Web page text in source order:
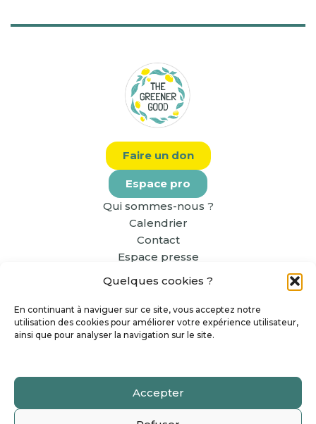
Quelques cookies ?
En continuant à naviguer sur ce site, vous acceptez notre
utilisation des cookies pour améliorer votre expérience utilisateur,
ainsi que pour analyser la navigation sur le site.
Accepter
Faire un don
Espace pro
Qui sommes-nous ?
Calendrier
Contact
Espace presse